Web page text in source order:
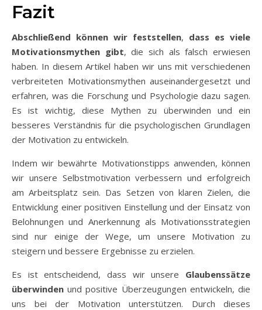
Fazit
Abschließend können wir feststellen, dass es viele
Motivationsmythen gibt, die sich als falsch erwiesen
haben. In diesem Artikel haben wir uns mit verschiedenen
verbreiteten Motivationsmythen auseinandergesetzt und
erfahren, was die Forschung und Psychologie dazu sagen.
Es ist wichtig, diese Mythen zu überwinden und ein
besseres Verständnis für die psychologischen Grundlagen
der Motivation zu entwickeln.
Indem wir bewährte Motivationstipps anwenden, können
wir unsere Selbstmotivation verbessern und erfolgreich
am Arbeitsplatz sein. Das Setzen von klaren Zielen, die
Entwicklung einer positiven Einstellung und der Einsatz von
Belohnungen und Anerkennung als Motivationsstrategien
sind nur einige der Wege, um unsere Motivation zu
steigern und bessere Ergebnisse zu erzielen.
Es ist entscheidend, dass wir unsere Glaubenssätze
überwinden und positive Überzeugungen entwickeln, die
uns bei der Motivation unterstützen. Durch dieses